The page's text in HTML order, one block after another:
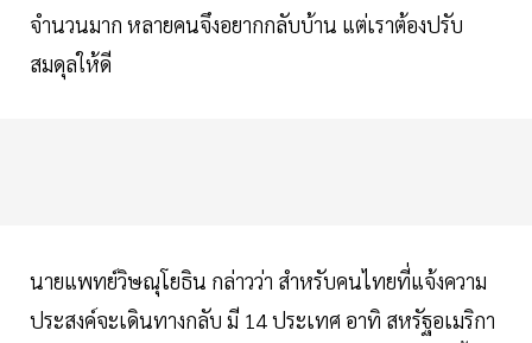
จำนวนมาก หลายคนจึงอยากกลับบ้าน แต่เราต้องปรับ
สมดุลให้ดี
นายแพทย์วิษณุโยธิน กล่าวว่า สำหรับคนไทยที่แจ้งความ
ประสงค์จะเดินทางกลับ มี 14 ประเทศ อาทิ สหรัฐอเมริกา